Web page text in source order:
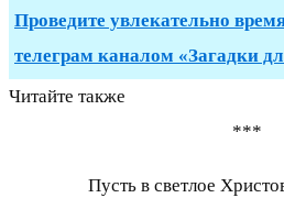
Проведите увлекательно
телеграм каналом «Загадки
Читайте также
***
Пусть в светлое